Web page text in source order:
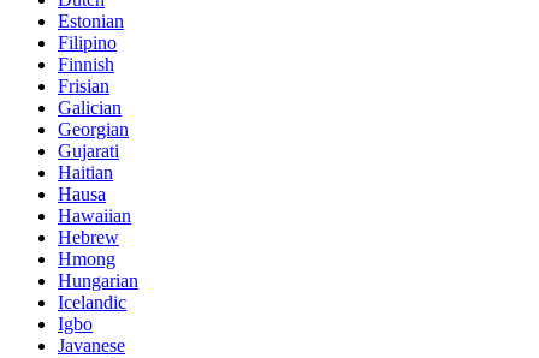
Estonian
Filipino
Finnish
Frisian
Galician
Georgian
Gujarati
Haitian
Hausa
Hawaiian
Hebrew
Hmong
Hungarian
Icelandic
Igbo
Javanese